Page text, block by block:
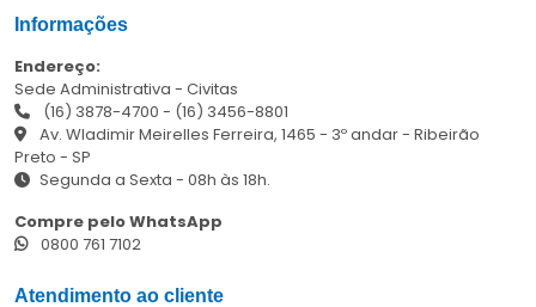
Informações
Endereço:
Sede Administrativa - Civitas
(16) 3878-4700 - (16) 3456-8801
Av. Wladimir Meirelles Ferreira, 1465 - 3º andar - Ribeirão
Preto - SP
Segunda a Sexta - 08h às 18h.
Compre pelo WhatsApp
0800 761 7102
Atendimento ao cliente